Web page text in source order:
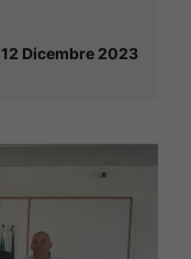
12 Dicembre 2023